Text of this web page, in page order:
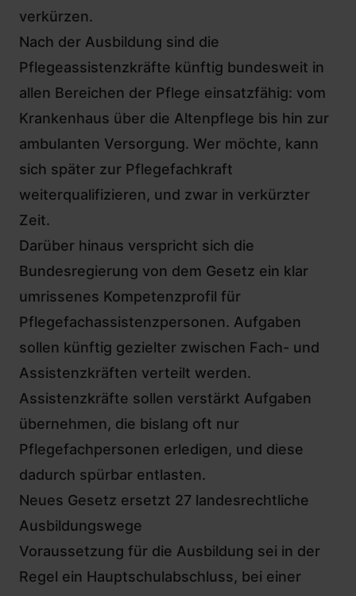
verkürzen.
Nach der Ausbildung sind die
Pflegeassistenzkräfte künftig bundesweit in
allen Bereichen der Pflege einsatzfähig: vom
Krankenhaus über die Altenpflege bis hin zur
ambulanten Versorgung. Wer möchte, kann
sich später zur Pflegefachkraft
weiterqualifizieren, und zwar in verkürzter
Zeit.
Darüber hinaus verspricht sich die
Bundesregierung von dem Gesetz ein klar
umrissenes Kompetenzprofil für
Pflegefachassistenzpersonen. Aufgaben
sollen künftig gezielter zwischen Fach- und
Assistenzkräften verteilt werden.
Assistenzkräfte sollen verstärkt Aufgaben
übernehmen, die bislang oft nur
Pflegefachpersonen erledigen, und diese
dadurch spürbar entlasten.
Neues Gesetz ersetzt 27 landesrechtliche
Ausbildungswege
Voraussetzung für die Ausbildung sei in der
Regel ein Hauptschulabschluss, bei einer